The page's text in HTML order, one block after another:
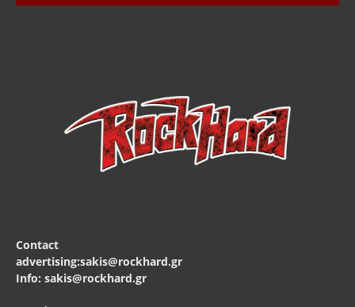
Contact
advertising:sakis@rockhard.gr
Info: sakis@rockhard.gr